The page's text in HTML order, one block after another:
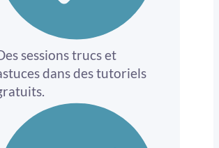
sessions trucs et
dans des tutoriels